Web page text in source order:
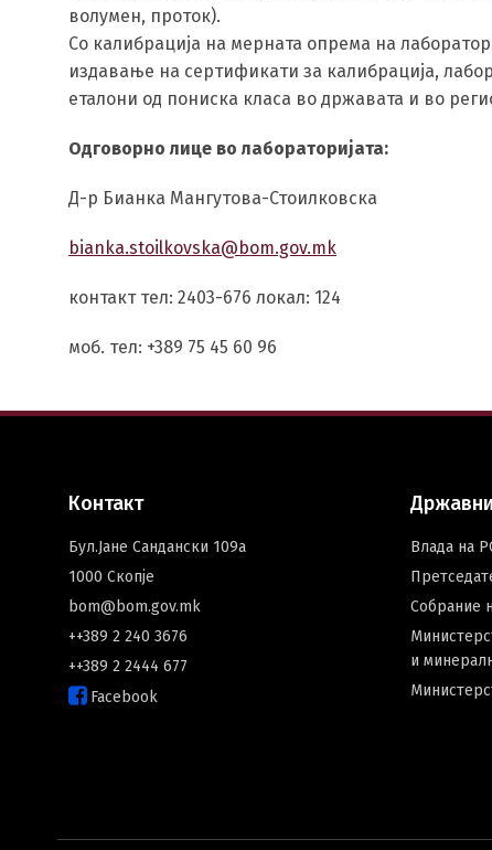
волумен, проток).
Со калибрација на мерната опрема на
издавање на сертификати за калибрација,
еталони од пониска класа во државата и во
Одговорно лице во лабораторијата:
Д-р Бианка Мангутова-Стоилковска
bianka.stoilkovska@bom.gov.mk
контакт тел: 2403-676 локал: 124
моб. тел: +389 75 45 60 96
Контакт
Бул.Јане Сандански 109а
1000 Скопје
bom@bom.gov.mk
++389 2 240 3676
++389 2 2444 677
Facebook
Влада на
Собрание
и